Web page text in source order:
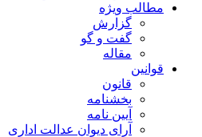
مطالب ویژه
گزارش
گفت و گو
مقاله
قوانین
قانون
بخشنامه
آیین نامه
آرای دیوان عدالت اداری